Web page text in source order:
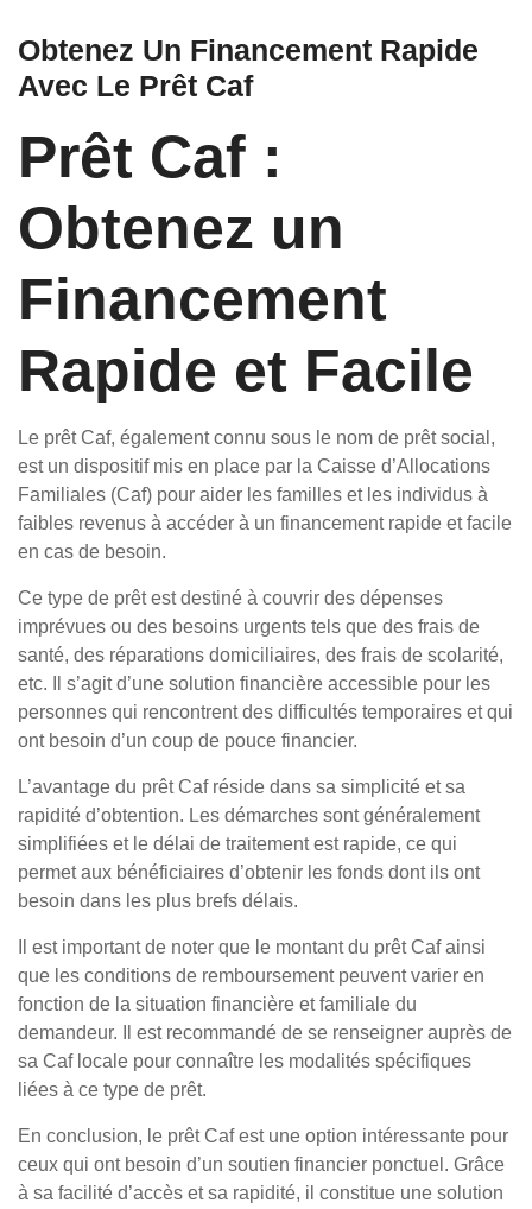
Obtenez Un Financement Rapide
Avec Le Prêt Caf
Prêt Caf :
Obtenez un
Financement
Rapide et Facile
Le prêt Caf, également connu sous le nom de prêt social,
est un dispositif mis en place par la Caisse d’Allocations
Familiales (Caf) pour aider les familles et les individus à
faibles revenus à accéder à un financement rapide et facile
en cas de besoin.
Ce type de prêt est destiné à couvrir des dépenses
imprévues ou des besoins urgents tels que des frais de
santé, des réparations domiciliaires, des frais de scolarité,
etc. Il s’agit d’une solution financière accessible pour les
personnes qui rencontrent des difficultés temporaires et qui
ont besoin d’un coup de pouce financier.
L’avantage du prêt Caf réside dans sa simplicité et sa
rapidité d’obtention. Les démarches sont généralement
simplifiées et le délai de traitement est rapide, ce qui
permet aux bénéficiaires d’obtenir les fonds dont ils ont
besoin dans les plus brefs délais.
Il est important de noter que le montant du prêt Caf ainsi
que les conditions de remboursement peuvent varier en
fonction de la situation financière et familiale du
demandeur. Il est recommandé de se renseigner auprès de
sa Caf locale pour connaître les modalités spécifiques
liées à ce type de prêt.
En conclusion, le prêt Caf est une option intéressante pour
ceux qui ont besoin d’un soutien financier ponctuel. Grâce
à sa facilité d’accès et sa rapidité, il constitue une solution